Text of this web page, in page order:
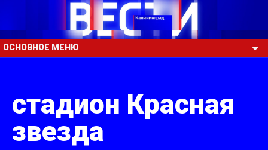
ОСНОВНОЕ МЕНЮ
стадион Красная
звезда